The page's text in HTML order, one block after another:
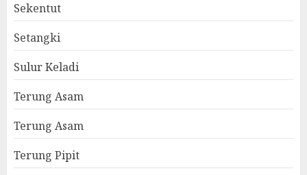
Sekentut
Setangki
Sulur Keladi
Terung Asam
Terung Asam
Terung Pipit